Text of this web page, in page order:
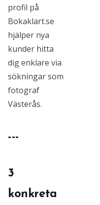
profil på
Bokaklart.se
hjälper nya
kunder hitta
dig enklare via
sökningar som
fotograf
Västerås.
---
3
konkreta